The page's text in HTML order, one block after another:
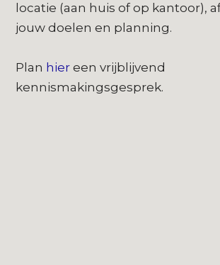
locatie (aan huis of op kantoor),
jouw doelen en planning.
Plan hier een vrijblijvend
kennismakingsgesprek.